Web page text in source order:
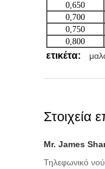
0,650
0,700
0,750
0,800
ετικέτα:
Στοιχεία
Mr. James
Τηλεφωνικό